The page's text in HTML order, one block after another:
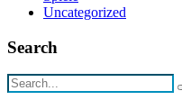
Uncategorized
Search